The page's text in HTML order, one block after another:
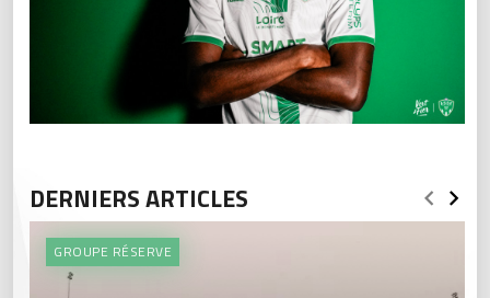
DERNIERS ARTICLES
GROUPE RÉSERVE